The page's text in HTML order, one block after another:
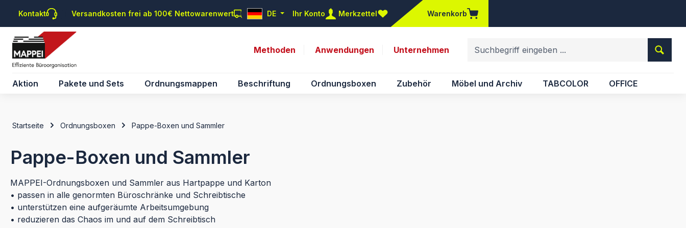
Hauptinhalt springen
Zur Suche springen
Zur Hauptnavigation springen
Kontakt Versandkosten frei ab 100€ Nettowarenwert DE Ihr Konto Merkzettel
Du hast 0 Produkte auf dem Merkzettel
Warenkorb
Methoden Anwendungen Unternehmen
Aktion Pakete und Sets Ordnungsmappen Beschriftung Ordnungsboxen Zubehör Möbel und Archiv TABCOLOR OFFICE
Startseite Ordnungsboxen Pappe-Boxen und Sammler
Pappe-Boxen und Sammler
MAPPEI-Ordnungsboxen und Sammler aus Hartpappe und Karton
• passen in alle genormten Büroschränke und Schreibtische
• unterstützen eine aufgeräumte Arbeitsumgebung
• reduzieren das Chaos im und auf dem Schreibtisch